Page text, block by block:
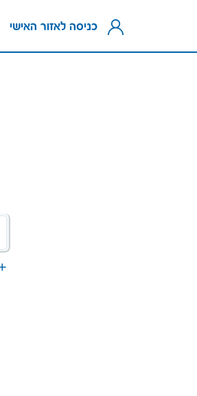
כניסה לאזור האישי